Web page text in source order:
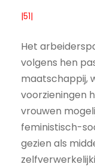
|51|
Het
volgens hen
maatschappij,
voorzieningen
vrouwen
feministisch-
gezien als